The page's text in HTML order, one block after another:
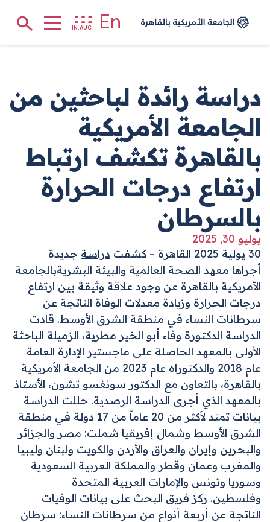
En
IN.AUC
دراسة رائدة لباحثين من
الجامعة الأمريكية
بالقاهرة تكشف ارتباط
ارتفاع درجات الحرارة
بالسرطان
يوليو 30, 2025
30 يولية
– كشفت دراسة جديدة
أجراها معهد الصحة العالمية والبيئة البشريةبالجامعة
الأمريكية بالقاهرة عن وجود علاقة وثيقة بين ارتفاع
درجات الحرارة وزيادة معدلات الوفاة الناتجة عن
سرطانات النساء في منطقة الشرق الأوسط. قادت
الدراسة الدكتورة وفاء أبو الخير مطرية، الزميلة الباحثة
الأولى بالمعهد الحاصلة على ماجستير الإدارة العامة
عام 2018 والدكتوراه عام 2023 من الجامعة الأمريكية
بالقاهرة، بالتعاون مع الدكتور سونغسو تشون، الأستاذ
بالمعهد الذي أجرى الدراسة الرصدية. حللت الدراسة
بيانات تمتد لأكثر من 20 عاماً من 17 دولة في منطقة
الشرق الأوسط وشمال إفريقيا شملت: مصر والجزائر
والبحرين وإيران والعراق والأردن والكويت ولبنان وليبيا
والمغرب وعمان وقطر والمملكة العربية السعودية
وسوريا وتونس والإمارات العربية المتحدة
وفلسطين. ركز فريق البحث على بيانات الوفيات
الناتجة عن أربعة أنواع من سرطانات النساء: سرطان